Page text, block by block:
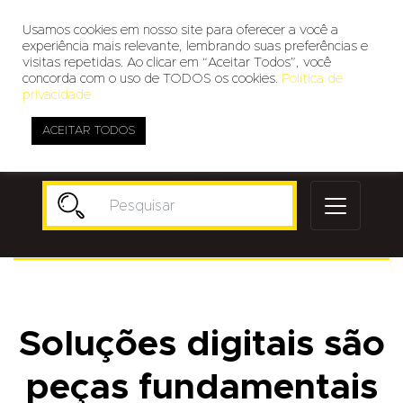
Soluções digitais são
peças fundamentais
Usamos cookies em nosso site para oferecer a você a
experiência mais relevante, lembrando suas preferências e
visitas repetidas. Ao clicar em “Aceitar Todos”, você
concorda com o uso de TODOS os cookies. Política de
privacidade
ACEITAR TODOS